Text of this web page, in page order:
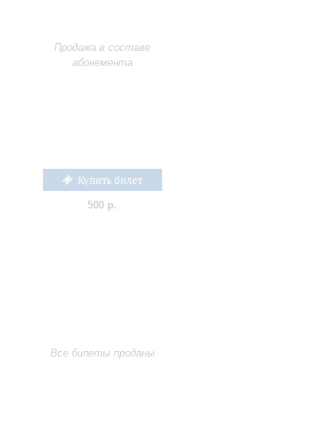
Продажа в составе
абонемента
Купить билет
500 р.
Все билеты проданы